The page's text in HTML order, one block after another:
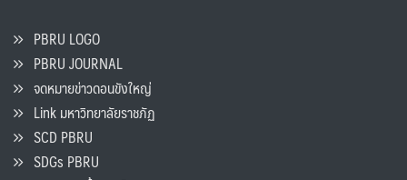
PBRU LOGO
PBRU JOURNAL
จดหมายข่าวดอนขังใหญ่
Link มหาวิทยาลัยราชภัฏ
SCD PBRU
SDGs PBRU